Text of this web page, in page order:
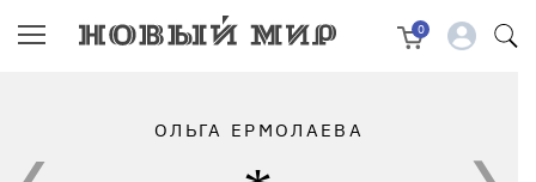
0
ОЛЬГА ЕРМОЛАЕВА